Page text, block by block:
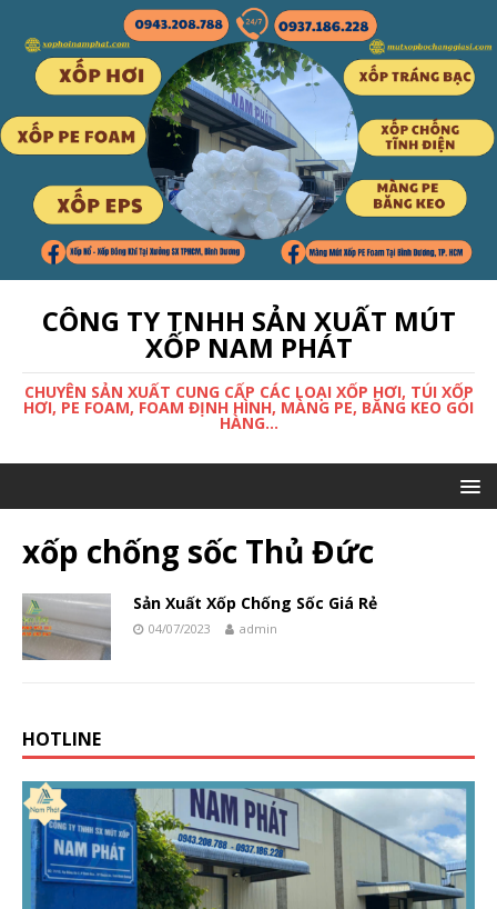
CÔNG TY TNHH SẢN XUẤT MÚT
XỐP NAM PHÁT
CHUYÊN SẢN XUẤT CUNG CẤP CÁC LOẠI XỐP HƠI, TÚI XỐP
HƠI, PE FOAM, FOAM ĐỊNH HÌNH, MÀNG PE, BĂNG KEO GÓI
HÀNG...
xốp chống sốc Thủ Đức
Sản Xuất Xốp Chống Sốc Giá Rẻ
04/07/2023 admin
HOTLINE